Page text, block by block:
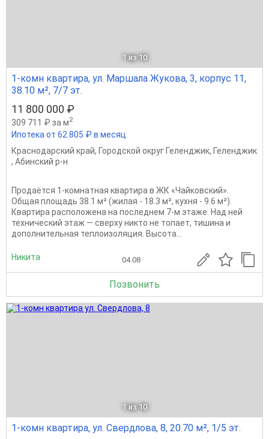
1 из 10
1-комн квартира, ул. Маршала Жукова, 3, корпус 11,
38.10 м², 7/7 эт.
11 800 000 ₽
309 711 ₽ за м2
Ипотека от 62 805 ₽ в месяц
Краснодарский край, Городской округ Геленджик, Геленджик
, Абинский р-н
Продаётся 1-комнатная квартира в ЖК «Чайковский».
Общая площадь 38.1 м² (жилая - 18.3 м², кухня - 9.6 м²).
Квартира расположена на последнем 7-м этаже. Над ней
технический этаж — сверху никто не топает, тишина и
дополнительная теплоизоляция. Высота...
Никита 04.08
Позвонить
1 из 10
1-комн квартира, ул. Свердлова, 8, 20.70 м², 1/5 эт.